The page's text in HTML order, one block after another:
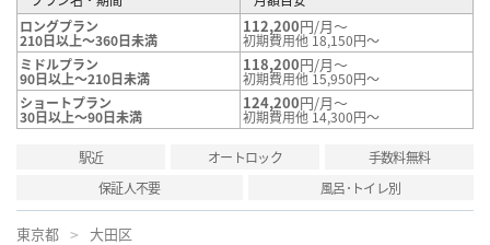
ロングプラン
210日以上～360日未満
112,200円/月～
初期費用他 18,150円～
ミドルプラン
90日以上～210日未満
118,200円/月～
初期費用他 15,950円～
ショートプラン
30日以上～90日未満
124,200円/月～
初期費用他 14,300円～
駅近 オートロック
手数料無料
保証人不要
風呂･トイレ別
東京都 大田区